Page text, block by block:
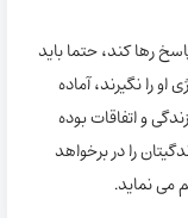
رها کند، حتما باید
او را نگیرند، آماده
و اتفاقات بوده
را در برخواهد
می نماید.